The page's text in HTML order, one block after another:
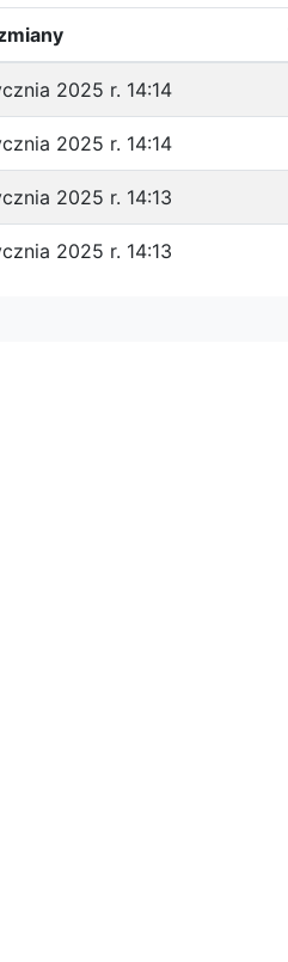
2025 r. 14:14
2025 r. 14:14
2025 r. 14:13
2025 r. 14:13